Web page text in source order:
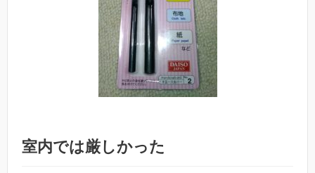
室内では厳しかった